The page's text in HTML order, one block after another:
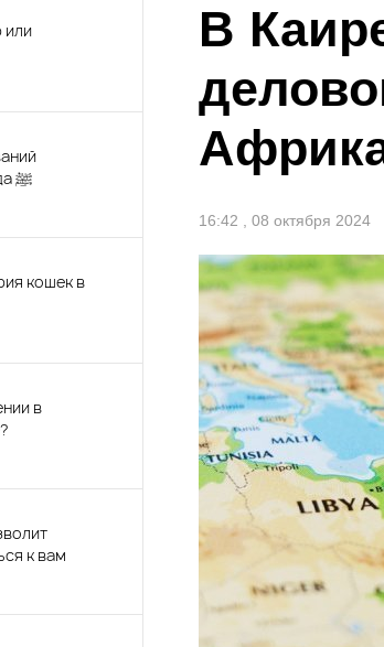
или
Пророка Мухаммада ﷺ
кошек в
в
к вам
В
16:42 , 08 октября 2024